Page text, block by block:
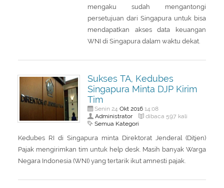
mengaku sudah mengantongi
persetujuan dari Singapura untuk bisa
mendapatkan akses data keuangan
WNI di Singapura dalam waktu dekat.
Sukses TA, Kedubes
Singapura Minta DJP Kirim
Tim
Senin 24 Okt 201614:08
Administrator dibaca 597 kali
Semua Kategori
Kedubes RI di Singapura minta Direktorat Jenderal (Ditjen)
Pajak mengirimkan tim untuk help desk. Masih banyak Warga
Negara Indonesia (WNI) yang tertarik ikut amnesti pajak.